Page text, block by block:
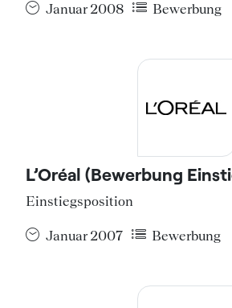
Januar 2008 Bewerbung
L’Oréal (Bewerbung
Einstiegsposition
Januar 2007 Bewerbung